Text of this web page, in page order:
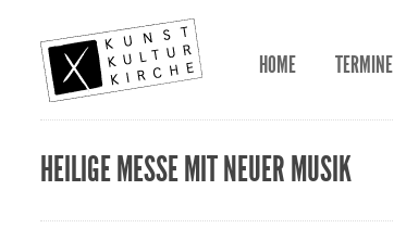
HOME TERMINE
HEILIGE MESSE MIT NEUER MUSIK